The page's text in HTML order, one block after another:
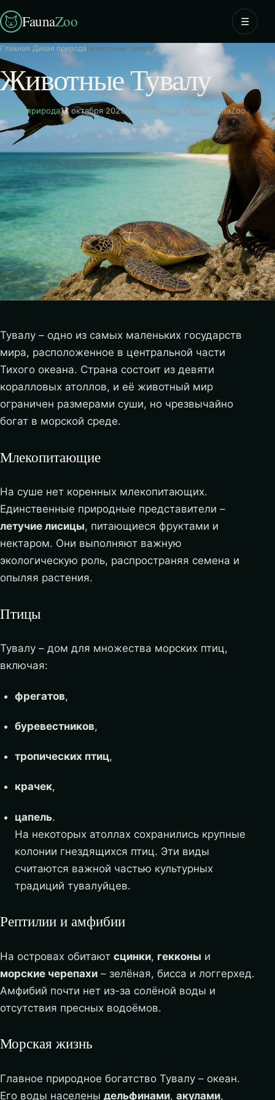
FaunaZoo ☰
Главная›Дикая природа›Животные Тувалу
Животные Тувалу
Дикая природа14 октября 2025Материал из архива FaunaZoo
Тувалу – одно из самых маленьких государств
мира, расположенное в центральной части
Тихого океана. Страна состоит из девяти
коралловых атоллов, и её животный мир
ограничен размерами суши, но чрезвычайно
богат в морской среде.
Млекопитающие
На суше нет коренных млекопитающих.
Единственные природные представители –
летучие лисицы, питающиеся фруктами и
нектаром. Они выполняют важную
экологическую роль, распространяя семена и
опыляя растения.
Птицы
Тувалу – дом для множества морских птиц,
включая:
фрегатов,
буревестников,
тропических птиц,
крачек,
цапель.
На некоторых атоллах сохранились крупные
колонии гнездящихся птиц. Эти виды
считаются важной частью культурных
традиций тувалуйцев.
Рептилии и амфибии
На островах обитают сцинки, гекконы и
морские черепахи – зелёная, бисса и логгерхед.
Амфибий почти нет из-за солёной воды и
отсутствия пресных водоёмов.
Морская жизнь
Главное природное богатство Тувалу – океан.
Его воды населены дельфинами, акулами,